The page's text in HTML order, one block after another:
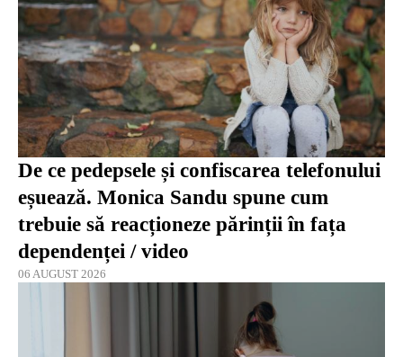
De ce pedepsele și confiscarea telefonului
eșuează. Monica Sandu spune cum
trebuie să reacționeze părinții în fața
dependenței / video
06 AUGUST 2026